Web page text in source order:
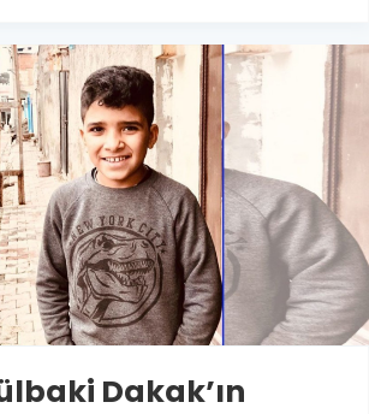
Dakak’ın